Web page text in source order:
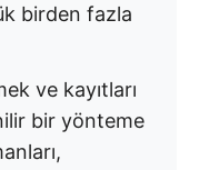
birden fazla
ve kayıtları
bir yönteme